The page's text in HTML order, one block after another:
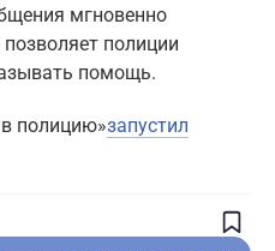
мгновенно
полиции
помощь.
полицию»запустил